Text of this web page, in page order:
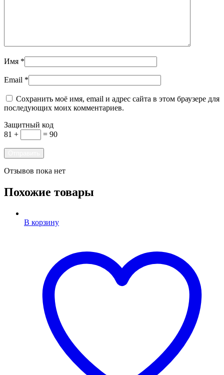
Имя *
Email *
Сохранить моё имя, email и адрес сайта в этом браузере для
последующих моих комментариев.
Защитный код
81 +
= 90
Отзывов пока нет
Похожие товары
В корзину